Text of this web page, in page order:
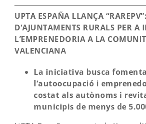
UPTA ESPAÑA LLANÇA
D’AJUNTAMENTS RURALS PER A
L’EMPRENEDORIA A LA
VALENCIANA
La iniciativa busca
l’autoocupació i
costat als autònoms i
municipis de menys de